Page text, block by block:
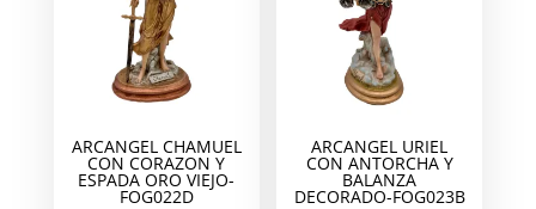
ARCANGEL CHAMUEL
CON CORAZON Y
ESPADA ORO VIEJO-
FOG022D
ARCANGEL URIEL
CON ANTORCHA Y
BALANZA
DECORADO-FOG023B